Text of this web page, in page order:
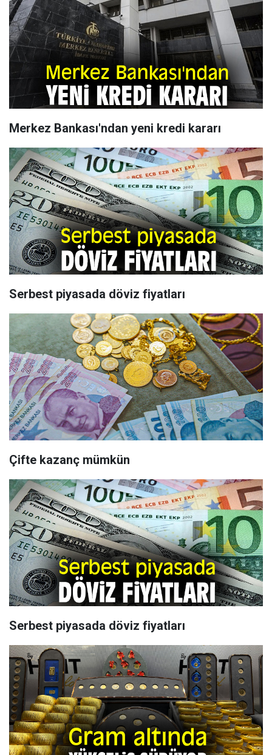
Merkez Bankası'ndan yeni kredi kararı
Serbest piyasada döviz fiyatları
Çifte kazanç mümkün
Serbest piyasada döviz fiyatları